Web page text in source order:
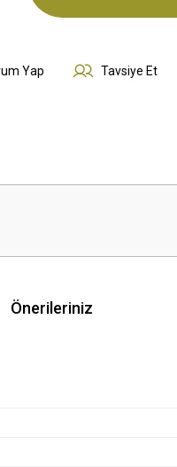
Yap Tavsiye Et
Önerileriniz